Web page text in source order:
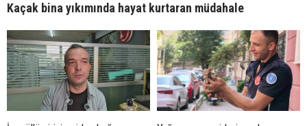
Kaçak bina yıkımında hayat kurtaran müdahale